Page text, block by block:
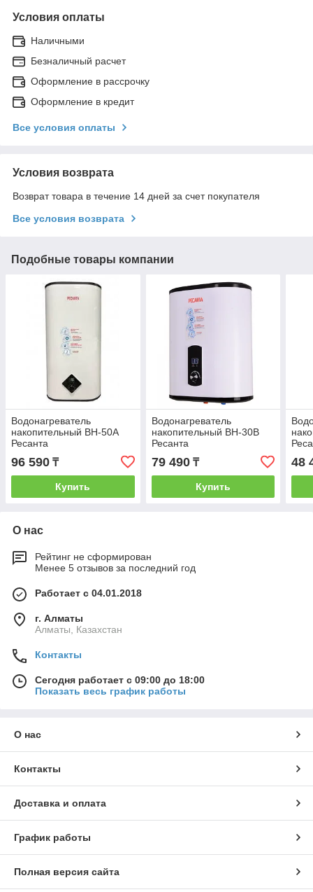
Условия оплаты
Наличными
Безналичный расчет
Оформление в рассрочку
Оформление в кредит
Все условия оплаты
Условия возврата
Возврат товара в течение 14 дней за счет покупателя
Все условия возврата
Подобные товары компании
Водонагреватель
накопительный ВН-50А
Ресанта
96 590 ₸
Купить
Водонагреватель
накопительный ВН-30В
Ресанта
79 490₸
Купить
48
О нас
Рейтинг не сформирован
Менее 5 отзывов за последний год
Работает с 04.01.2018
г. Алматы
Алматы, Казахстан
Контакты
Сегодня работает с 09:00 до 18:00
Показать весь график работы
О нас
Контакты
Доставка и оплата
График работы
Полная версия сайта